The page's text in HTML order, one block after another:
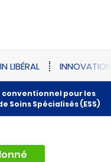
LIBÉRAL
conventionnel pour les
Soins Spécialisés (ESS)